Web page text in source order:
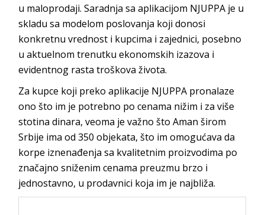
u maloprodaji. Saradnja sa aplikacijom NJUPPA je u
skladu sa modelom poslovanja koji donosi
konkretnu vrednost i kupcima i zajednici, posebno
u aktuelnom trenutku ekonomskih izazova i
evidentnog rasta troškova života.
Za kupce koji preko aplikacije NJUPPA pronalaze
ono što im je potrebno po cenama nižim i za više
stotina dinara, veoma je važno što Aman širom
Srbije ima od 350 objekata, što im omogućava da
korpe iznenađenja sa kvalitetnim proizvodima po
značajno sniženim cenama preuzmu brzo i
jednostavno, u prodavnici koja im je najbliža.